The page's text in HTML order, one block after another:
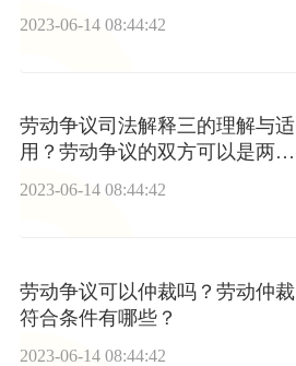
形有哪些？
2023-06-14 08:44:42
劳动争议司法解释三的理解与适
用？劳动争议的双方可以是两个
用人单位吗？ 天天快播报
2023-06-14 08:44:42
劳动争议可以仲裁吗？劳动仲裁
符合条件有哪些？
2023-06-14 08:44:42